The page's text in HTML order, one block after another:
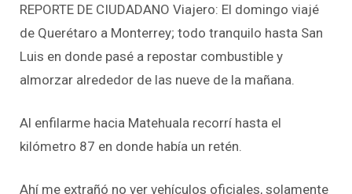
REPORTE DE CIUDADANO Viajero: El domingo viajé
de Querétaro a Monterrey; todo tranquilo hasta San
Luis en donde pasé a repostar combustible y
almorzar alrededor de las nueve de la mañana.
Al enfilarme hacia Matehuala recorrí hasta el
kilómetro 87 en donde había un retén.
Ahí me extrañó no ver vehículos oficiales, solamente